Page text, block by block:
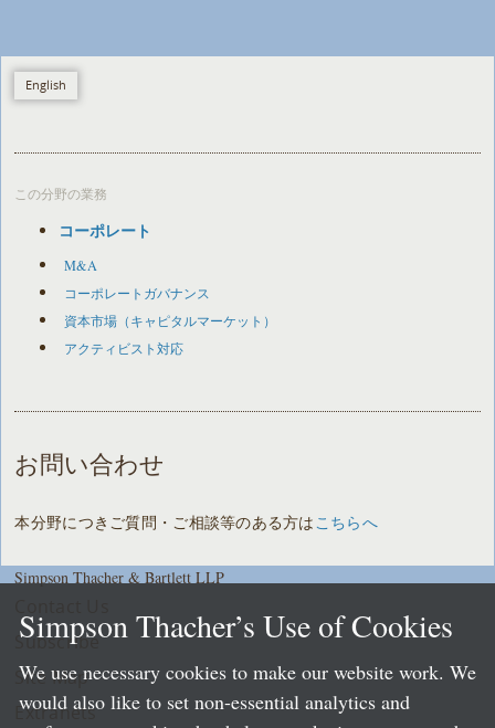
English
この分野の業務
コーポレート
M&A
コーポレートガバナンス
資本市場（キャピタルマーケット）
アクティビスト対応
お問い合わせ
本分野につきご質問・ご相談等のある方はこちらへ
Simpson Thacher & Bartlett LLP
Subscribe
Site Map
Extranets
Simpson Thacher’s Use of Cookies
We use necessary cookies to make our website work. We
would also like to set non-essential analytics and